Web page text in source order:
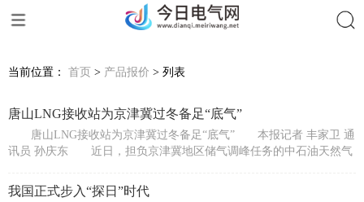
当前位置： 首页 > 产品报价 > 列表
唐山LNG接收站为京津冀过冬备足“底气”
唐山LNG接收站为京津冀过冬备足“底气” 本报记者 丰家卫 通
讯员 孙庆东 近日，担负京津冀地区储气调峰任务的中石油天然气
我国正式步入“探日”时代